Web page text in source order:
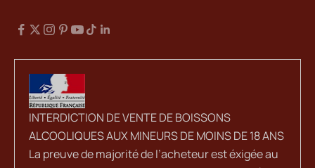
INTERDICTION DE VENTE DE BOISSONS
ALCOOLIQUES AUX MINEURS DE MOINS DE 18 ANS
La preuve de majorité de l’acheteur est éxigée au